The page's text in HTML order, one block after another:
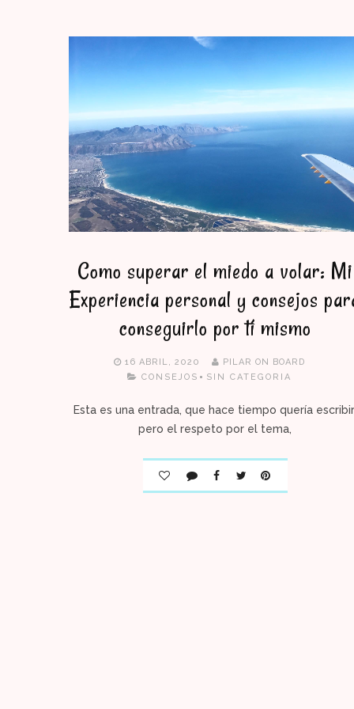
Como superar el miedo a volar: Mi
Experiencia personal y consejos
conseguirlo por tí mismo
16 ABRIL, 2020
PILAR ON BOARD
CONSEJOS
SIN CATEGORIA
Esta es una entrada, que hace tiempo quería
pero el respeto por el tema,